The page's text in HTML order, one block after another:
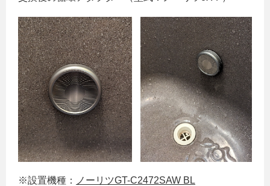
※設置機種：
ノーリツGT-C2472SAW BL